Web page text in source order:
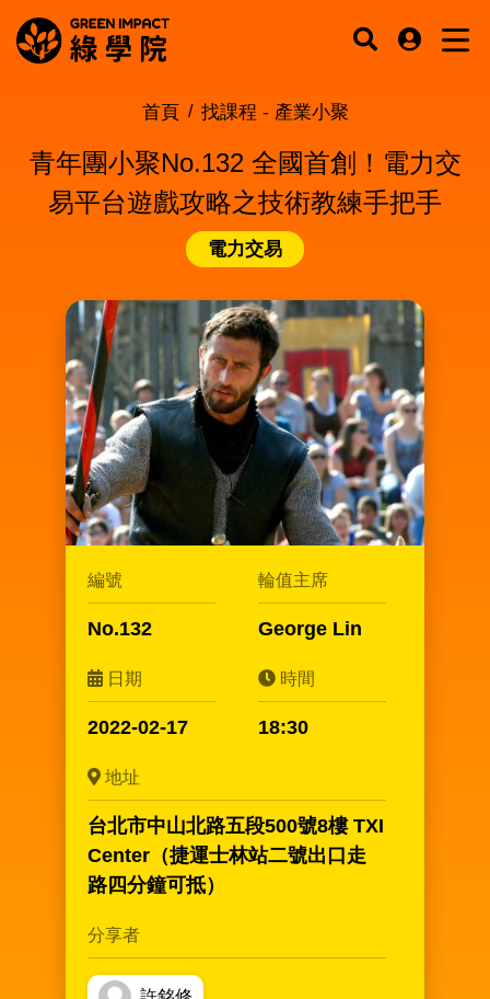
首頁 找課程 - 產業小聚
青年團小聚No.132 全國首創！電力交
易平台遊戲攻略之技術教練手把手
電力交易
編號
No.132
輪值主席
George Lin
日期
2022-02-17
時間
18:30
地址
台北市中山北路五段500號8樓 TXI
Center（捷運士林站二號出口走
路四分鐘可抵）
分享者